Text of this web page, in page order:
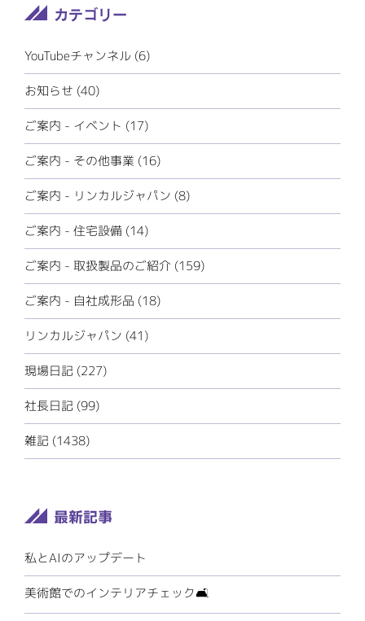
YouTubeチャンネル (6)
お知らせ (40)
ご案内 - イベント (17)
ご案内 - その他事業 (16)
ご案内 - リンカルジャパン (8)
ご案内 - 住宅設備 (14)
ご案内 - 取扱製品のご紹介 (159)
ご案内 - 自社成形品 (18)
リンカルジャパン (41)
現場日記 (227)
社長日記 (99)
雑記 (1438)
私とAIのアップデート
美術館でのインテリアチェック🛋️